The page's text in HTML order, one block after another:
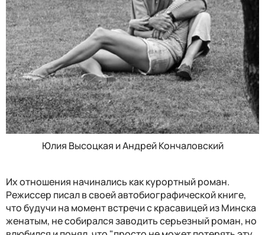
Юлия Высоцкая и Андрей Кончаловский
Их отношения начинались как курортный роман.
Режиссер писал в своей автобиографической книге,
что будучи на момент встречи с красавицей из Минска
женатым, не собирался заводить серьезный роман, но